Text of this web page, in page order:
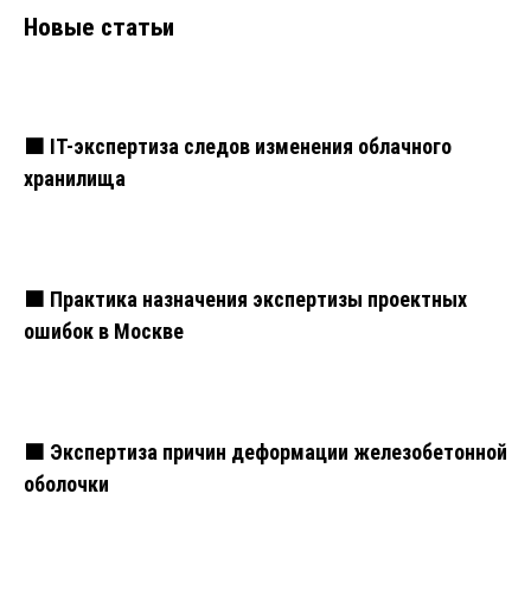
Новые статьи
🟧 IT-экспертиза следов изменения облачного
хранилища
🟧 Практика назначения экспертизы проектных
ошибок в Москве
🟧 Экспертиза причин деформации железобетонной
оболочки